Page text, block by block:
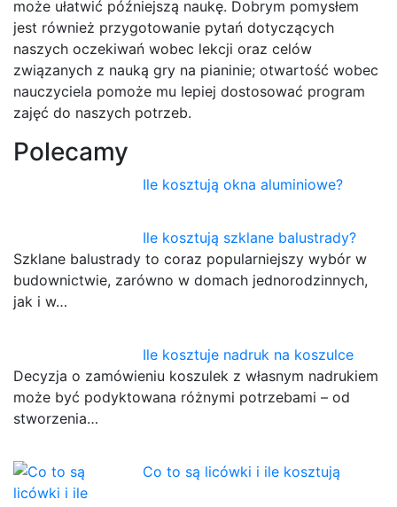
może ułatwić późniejszą naukę. Dobrym pomysłem
jest również przygotowanie pytań dotyczących
naszych oczekiwań wobec lekcji oraz celów
związanych z nauką gry na pianinie; otwartość wobec
nauczyciela pomoże mu lepiej dostosować program
zajęć do naszych potrzeb.
Polecamy
Ile kosztują okna aluminiowe?
Ile kosztują szklane balustrady?
Szklane balustrady to coraz popularniejszy wybór w
budownictwie, zarówno w domach jednorodzinnych,
jak i w…
Ile kosztuje nadruk na koszulce
Decyzja o zamówieniu koszulek z własnym nadrukiem
może być podyktowana różnymi potrzebami – od
stworzenia…
Co to są licówki i ile kosztują